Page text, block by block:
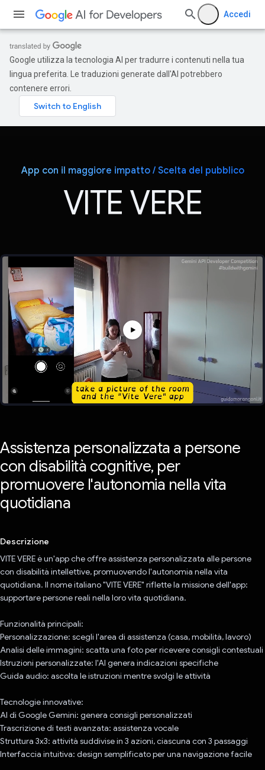
Accedi
Google utilizza la tecnologia AI per tradurre i contenuti nella tua
lingua preferita. Le traduzioni generate dall'AI potrebbero
contenere errori.
App con il maggiore impatto / Scelta del pubblico
VITE VERE
Assistenza personalizzata a persone
con disabilità cognitive, per
promuovere l'autonomia nella vita
quotidiana
Descrizione
VITE VERE è un'app che offre assistenza personalizzata alle persone
con disabilità intellettive, promuovendo l'autonomia nella vita
quotidiana. Il nome italiano "VITE VERE" riflette la missione dell'app:
supportare persone reali nella loro vita quotidiana.
Funzionalità principali:
Personalizzazione: scegli l'area di assistenza (casa, mobilità, lavoro)
Analisi delle immagini: scatta una foto per ricevere consigli contestuali
Istruzioni personalizzate: l'AI genera indicazioni specifiche
Guida audio: ascolta le istruzioni mentre svolgi le attività
Tecnologie innovative:
AI di Google Gemini: genera consigli personalizzati
Trascrizione di testi avanzata: assistenza vocale
Struttura 3x3: attività suddivise in 3 azioni, ciascuna con 3 passaggi
Interfaccia intuitiva: design semplificato per una navigazione facile